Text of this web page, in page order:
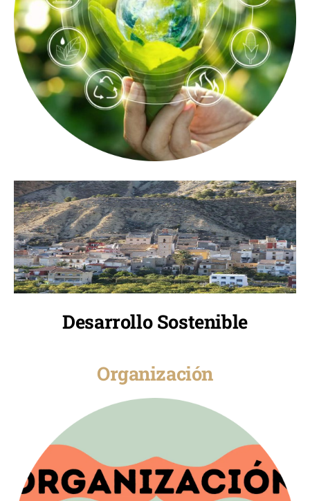
Desarrollo Sostenible
Organización